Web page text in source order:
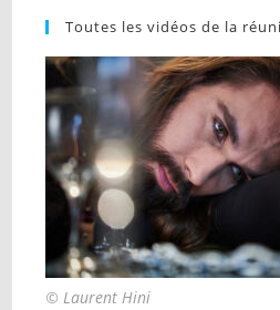
Toutes les vidéos de la
© Laurent Hini